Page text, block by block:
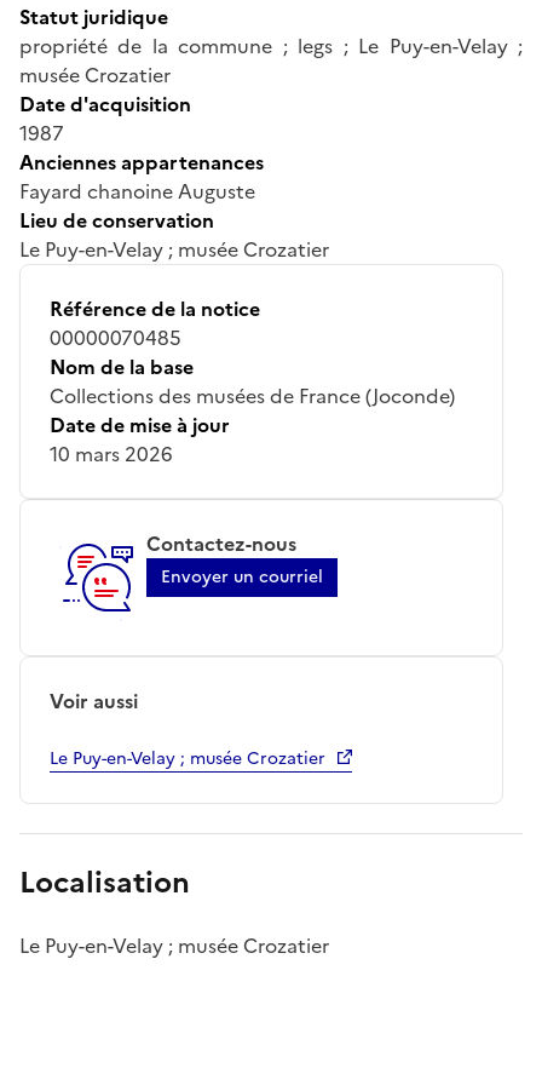
Statut juridique
propriété de la commune ; legs ; Le Puy-en-Velay ;
musée Crozatier
Date d'acquisition
1987
Anciennes appartenances
Fayard chanoine Auguste
Lieu de conservation
Le Puy-en-Velay ; musée Crozatier
Référence de la notice
00000070485
Nom de la base
Collections des musées de France (Joconde)
Date de mise à jour
10 mars 2026
Contactez-nous
Envoyer un courriel
Voir aussi
Le Puy-en-Velay ; musée Crozatier
Localisation
Le Puy-en-Velay ; musée Crozatier